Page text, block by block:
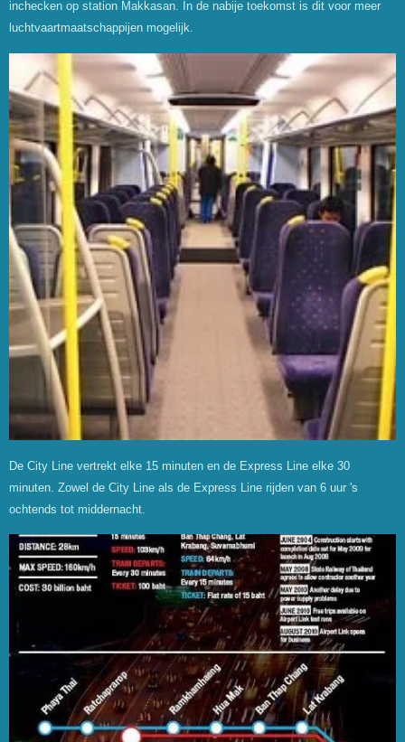
inchecken op station Makkasan. In de nabije toekomst is dit voor meer
luchtvaartmaatschappijen mogelijk.
De City Line vertrekt elke 15 minuten en de Express Line elke 30
minuten. Zowel de City Line als de Express Line rijden van 6 uur 's
ochtends tot middernacht.